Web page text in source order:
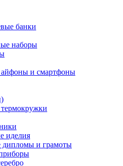
банки
наборы
и смартфоны
иделия
дипломы и грамоты